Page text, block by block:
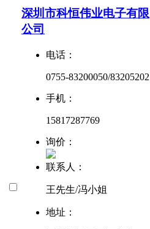
深圳市科恒伟业电子有限
公司
电话：
0755-83200050/83205202
手机：
15817287769
询价：
联系人：
王先生/冯小姐
地址：